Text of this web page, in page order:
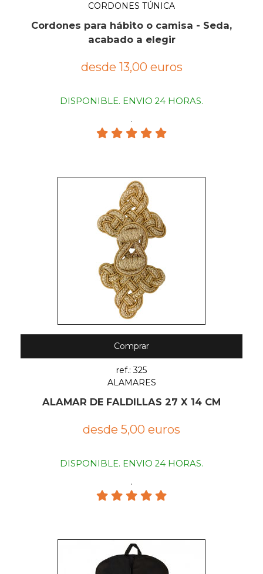
CORDONES TÚNICA
Cordones para hábito o camisa - Seda,
acabado a elegir
desde 13,00 euros
DISPONIBLE. ENVIO 24 HORAS.
.
Comprar
ref.: 325
ALAMARES
ALAMAR DE FALDILLAS 27 X 14 CM
desde 5,00 euros
DISPONIBLE. ENVIO 24 HORAS.
.